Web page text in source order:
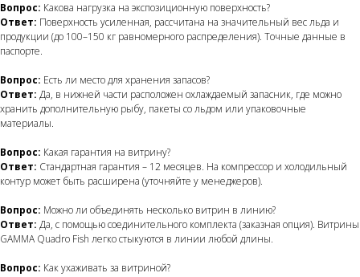
Вопрос: Какова нагрузка на экспозиционную поверхность?
Ответ: Поверхность усиленная, рассчитана на значительный вес льда и
продукции (до 100–150 кг равномерного распределения). Точные данные в
паспорте.
Вопрос: Есть ли место для хранения запасов?
Ответ: Да, в нижней части расположен охлаждаемый запасник, где можно
хранить дополнительную рыбу, пакеты со льдом или упаковочные
материалы.
Вопрос: Какая гарантия на витрину?
Ответ: Стандартная гарантия – 12 месяцев. На компрессор и холодильный
контур может быть расширена (уточняйте у менеджеров).
Вопрос: Можно ли объединять несколько витрин в линию?
Ответ: Да, с помощью соединительного комплекта (заказная опция). Витрины
GAMMA Quadro Fish легко стыкуются в линии любой длины.
Вопрос: Как ухаживать за витриной?